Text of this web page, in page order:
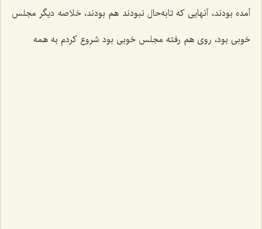
آمده بودند، آنهایی كه تابه‌حال نبودند هم بودند، خلاصه دیگر مجلس
خوبی بود، روی هم رفته مجلس خوبی بود شروع كردم به همه‌